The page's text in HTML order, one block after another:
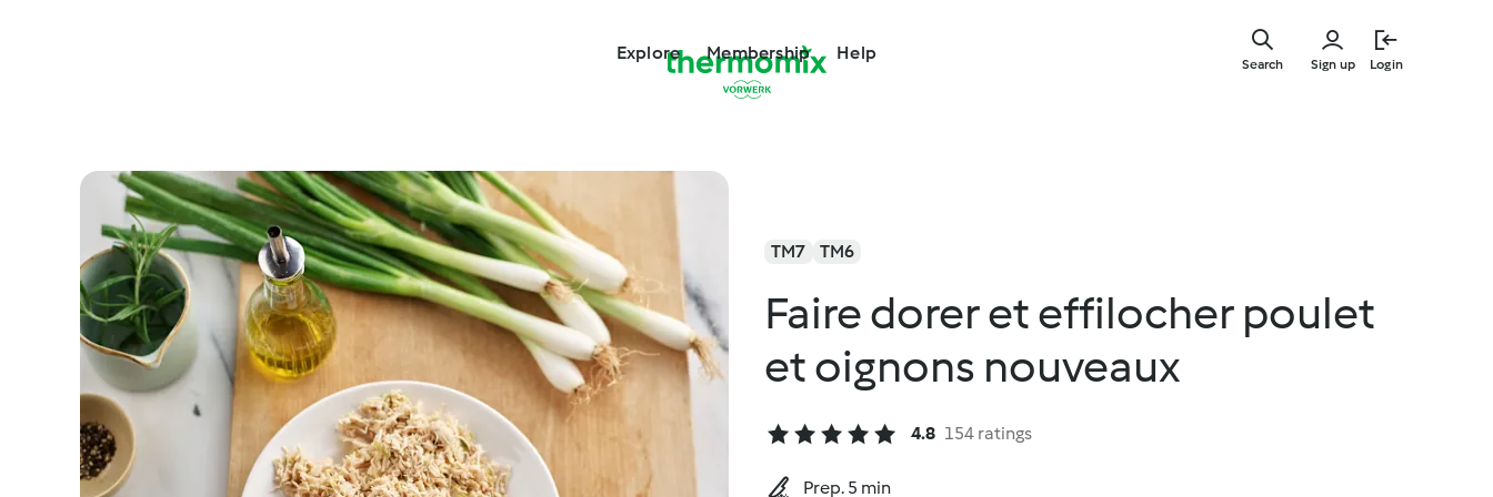
Explore Membership Help
Sign up Login
Search
TM7 TM6
Faire dorer et effilocher poulet
et oignons nouveaux
4.8 154 ratings
Prep. 5 min